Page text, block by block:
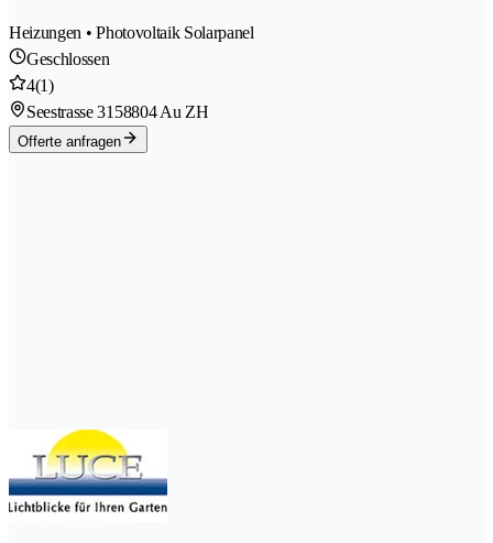
Heizungen • Photovoltaik Solarpanel
Geschlossen
4(1)
Seestrasse 3158804 Au ZH
Offerte anfragen